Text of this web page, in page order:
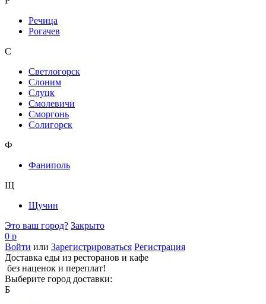
Речица
Рогачев
С
Светлогорск
Слоним
Слуцк
Смолевичи
Сморгонь
Солигорск
Ф
Фаниполь
Щ
Щучин
Это ваш город? Закрыто
0 р
Войти или Зарегистрироваться Регистрация
Доставка еды из ресторанов и кафе
без наценок и переплат!
Выберите город доставки:
Б